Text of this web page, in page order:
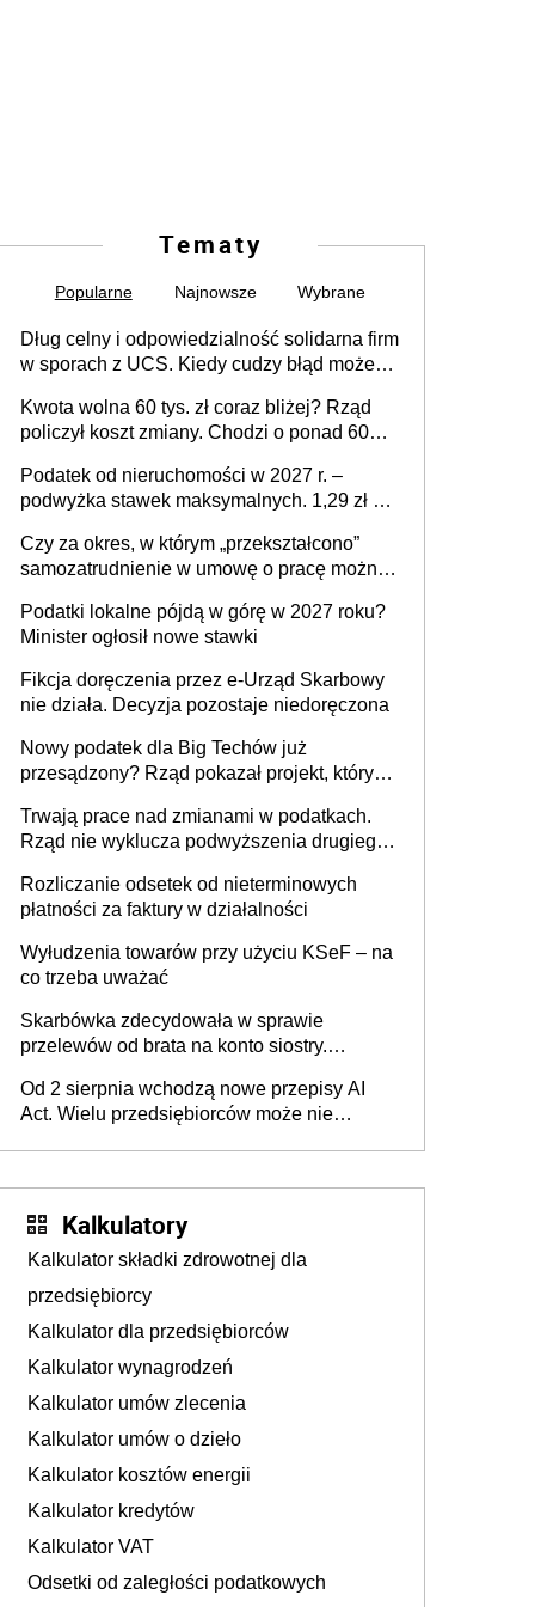
Tematy
Popularne Najnowsze Wybrane
Dług celny i odpowiedzialność solidarna firm
w sporach z UCS. Kiedy cudzy błąd może
Kwota wolna 60 tys. zł coraz bliżej? Rząd
policzył koszt zmiany. Chodzi o ponad 60
Podatek od nieruchomości w 2027 r. –
podwyżka stawek maksymalnych. 1,29 zł za
budynków i lokali związanych z
prowadzeniem działalności gospodarczej
Czy za okres, w którym „przekształcono”
samozatrudnienie w umowę o pracę można
umowy cywilnoprawnej jedynym
racjonalnym wyjściem
Podatki lokalne pójdą w górę w 2027 roku?
Minister ogłosił nowe stawki
Fikcja doręczenia przez e-Urząd Skarbowy
nie działa. Decyzja pozostaje niedoręczona
Nowy podatek dla Big Techów już
przesądzony? Rząd pokazał projekt, który
Trwają prace nad zmianami w podatkach.
Rząd nie wyklucza podwyższenia drugiego
Rozliczanie odsetek od nieterminowych
płatności za faktury w działalności
Wyłudzenia towarów przy użyciu KSeF – na
co trzeba uważać
Skarbówka zdecydowała w sprawie
przelewów od brata na konto siostry.
darowizna, ale podatku jednak nie będzie
Od 2 sierpnia wchodzą nowe przepisy AI
Act. Wielu przedsiębiorców może nie
Kalkulatory
Kalkulator składki zdrowotnej dla
przedsiębiorcy
Kalkulator dla przedsiębiorców
Kalkulator wynagrodzeń
Kalkulator umów zlecenia
Kalkulator umów o dzieło
Kalkulator kosztów energii
Kalkulator kredytów
Kalkulator VAT
Odsetki od zaległości podatkowych